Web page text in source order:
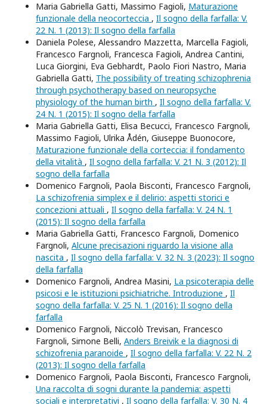
Maria Gabriella Gatti, Massimo Fagioli, Maturazione
funzionale della neocorteccia , Il sogno della farfalla: V.
22 N. 1 (2013): Il sogno della farfalla
Daniela Polese, Alessandro Mazzetta, Marcella Fagioli,
Francesco Fargnoli, Francesca Fagioli, Andrea Cantini,
Luca Giorgini, Eva Gebhardt, Paolo Fiori Nastro, Maria
Gabriella Gatti, The possibility of treating schizophrenia
through psychotherapy based on neuropsyche
physiology of the human birth , Il sogno della farfalla: V.
24 N. 1 (2015): Il sogno della farfalla
Maria Gabriella Gatti, Elisa Becucci, Francesco Fargnoli,
Massimo Fagioli, Ulrika Ådén, Giuseppe Buonocore,
Maturazione funzionale della corteccia: il fondamento
della vitalità , Il sogno della farfalla: V. 21 N. 3 (2012): Il
sogno della farfalla
Domenico Fargnoli, Paola Bisconti, Francesco Fargnoli,
La schizofrenia simplex e il delirio: aspetti storici e
concezioni attuali , Il sogno della farfalla: V. 24 N. 1
(2015): Il sogno della farfalla
Maria Gabriella Gatti, Francesco Fargnoli, Domenico
Fargnoli, Alcune precisazioni riguardo la visione alla
nascita , Il sogno della farfalla: V. 32 N. 3 (2023): Il sogno
della farfalla
Domenico Fargnoli, Andrea Masini, La psicoterapia delle
psicosi e le istituzioni psichiatriche. Introduzione , Il
sogno della farfalla: V. 25 N. 1 (2016): Il sogno della
farfalla
Domenico Fargnoli, Niccolò Trevisan, Francesco
Fargnoli, Simone Belli, Anders Breivik e la diagnosi di
schizofrenia paranoide , Il sogno della farfalla: V. 22 N. 2
(2013): Il sogno della farfalla
Domenico Fargnoli, Paola Bisconti, Francesco Fargnoli,
Una raccolta di sogni durante la pandemia: aspetti
sociali e interpretativi , Il sogno della farfalla: V. 30 N. 4